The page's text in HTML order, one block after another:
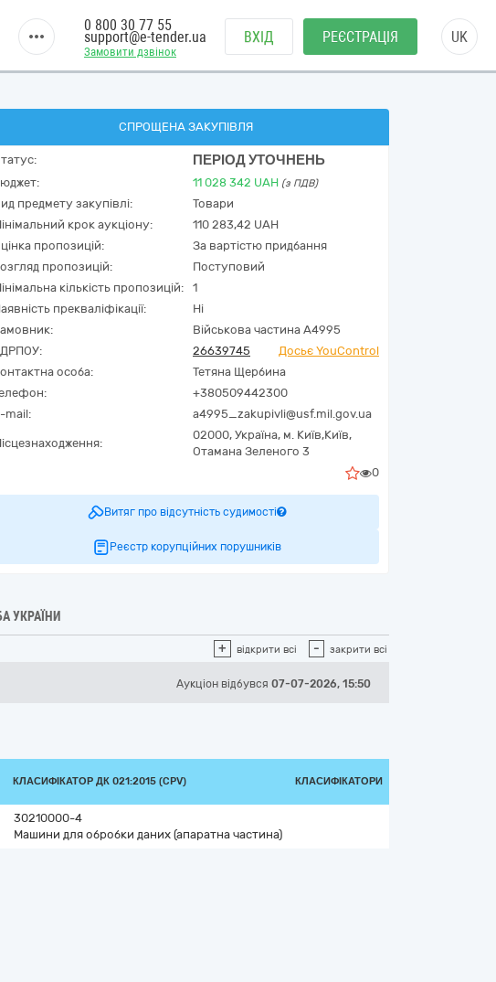
Замовити дзвінок
0 800 30 77 55
support@e-tender.ua ВХІД РЕЄСТРАЦІЯ UK
СПРОЩЕНА ЗАКУПІВЛЯ
ПЕРІОД УТОЧНЕНЬ
11 028 342 UAH (з ПДВ)
предмету закупівлі:
Товари
крок аукціону:
110 283,42 UAH
пропозицій:
За вартістю придбання
пропозицій:
Поступовий
кількість пропозицій:
1
прекваліфікації:
Ні
Військова частина А4995
26639745
Досьє YouControl
особа:
Тетяна Щербина
+380509442300
mail:
a4995_zakupivli@usf.mil.gov.ua
02000, Україна, м. Київ,Київ,
Отамана Зеленого 3
0
Витяг про відсутність судимості
Реєстр корупційних порушників
УКРАЇНИ
+ відкрити всі - закрити всі
Аукціон відбувся 07-07-2026, 15:50
КЛАСИФІКАТОР ДК 021:2015 (CPV) КЛАСИФІКАТОРИ
30210000-4
Машини для обробки даних (апаратна частина)